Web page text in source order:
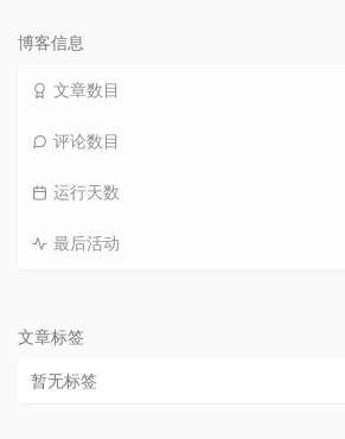
博客信息
文章数目
评论数目
运行天数
最后活动
文章标签
暂无标签